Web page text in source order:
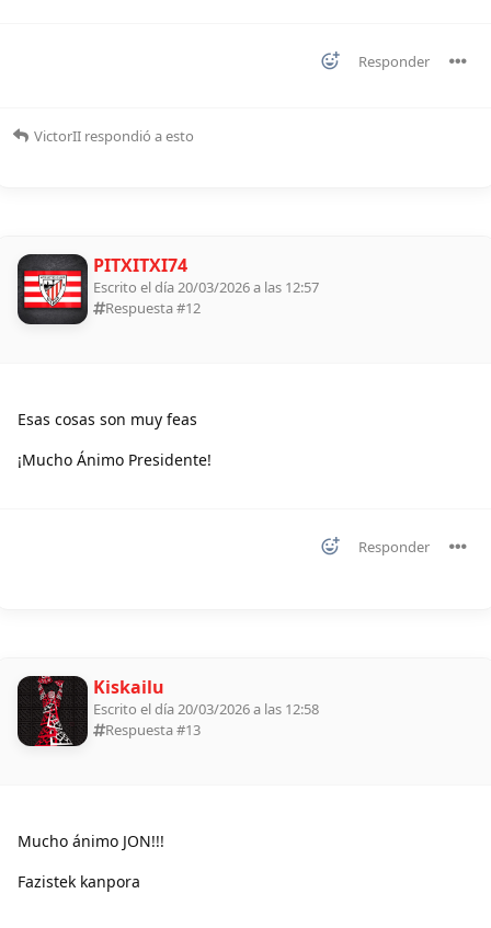
Responder
VictorII respondió a esto
PITXITXI74
Escrito el día 20/03/2026 a las 12:57
Respuesta #12
Esas cosas son muy feas
¡Mucho Ánimo Presidente!
Responder
Kiskailu
Escrito el día 20/03/2026 a las 12:58
Respuesta #13
Mucho ánimo JON!!!
Fazistek kanpora